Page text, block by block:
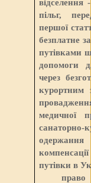
пільг,
першої
безплатне
путівками
допомоги
через
курортним
медичної
путівки в